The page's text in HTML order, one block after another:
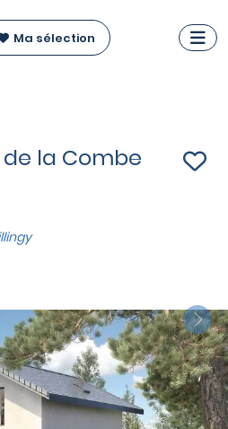
Ma sélection
la Combe
Next
LA CARTE